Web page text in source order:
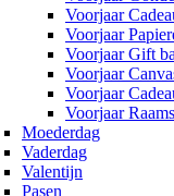
Voorjaar
Voorjaar
Voorjaar Gift
Voorjaar
Voorjaar
Voorjaar
Moederdag
Vaderdag
Valentijn
Pasen